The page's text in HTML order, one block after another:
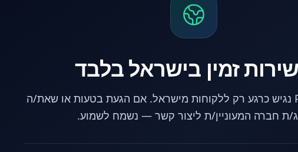
זמין בישראל בלבד
אתר PowerPC נגיש כרגע רק ללקוחות מישראל. אם הגעת בטעות או שאת/ה
ת חברה המעוניין/ת ליצור קשר — נשמח לשמוע.